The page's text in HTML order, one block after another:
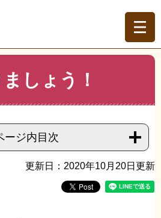
がす >市政情報 選挙
しょう！
ージ内目次
更新日：2020年10月20日更新